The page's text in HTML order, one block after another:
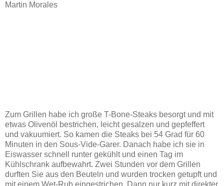
Martin Morales
Zum Grillen habe ich große T-Bone-Steaks besorgt und mit
etwas Olivenöl bestrichen, leicht gesalzen und gepfeffert
und vakuumiert. So kamen die Steaks bei 54 Grad für 60
Minuten in den Sous-Vide-Garer. Danach habe ich sie in
Eiswasser schnell runter gekühlt und einen Tag im
Kühlschrank aufbewahrt. Zwei Stunden vor dem Grillen
durften Sie aus den Beuteln und wurden trocken getupft und